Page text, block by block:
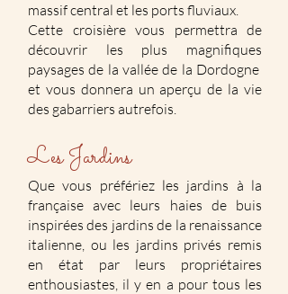
massif central et les ports fluviaux.
Cette croisière vous permettra de
découvrir les plus magnifiques
paysages de la vallée de la Dordogne
et vous donnera un aperçu de la vie
des gabarriers autrefois.
Les Jardins
Que vous préfériez les jardins à la
française avec leurs haies de buis
inspirées des jardins de la renaissance
italienne, ou les jardins privés remis
en état par leurs propriétaires
enthousiastes, il y en a pour tous les